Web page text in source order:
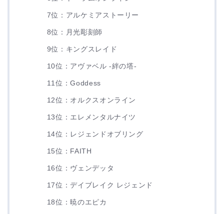
7位：アルケミアストーリー
8位：月光彫刻師
9位：キングスレイド
10位：アヴァベル -絆の塔-
11位：Goddess
12位：オルクスオンライン
13位：エレメンタルナイツ
14位：レジェンドオブリング
15位：FAITH
16位：ヴェンデッタ
17位：デイブレイク レジェンド
18位：暁のエピカ